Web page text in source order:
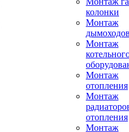
колонки
Монтаж
Монтаж
Монтаж
отопления
Монтаж
отопления
Монтаж